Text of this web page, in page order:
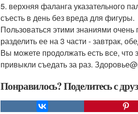
5. верхняя фаланга указательного
съесть в день без вреда для фигуры.
Пользоваться этими знаниями
разделить ее на 3 части - завтрак,
Вы можете продолжать есть все, что
привыкли съедать за раз.
Понравилось? Поделитесь с